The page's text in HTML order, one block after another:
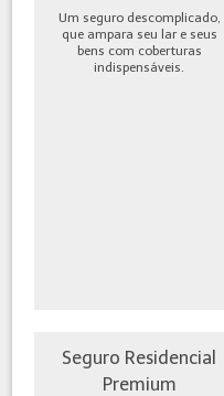
Um seguro descomplicado,
que ampara seu lar e seus
bens com coberturas
indispensáveis.
Seguro Residencial
Premium